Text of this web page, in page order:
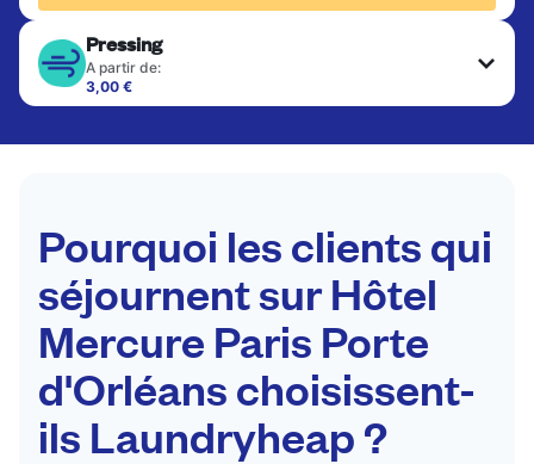
Pressing
A partir de:
3,00 €
Les articles délicats sont nettoyés à sec et finis
costumes, les robes, les manteaux et les tissus
VÉRIFIER LES PRIX
Pourquoi les clients qui
séjournent sur Hôtel
Mercure Paris Porte
d'Orléans choisissent-
ils Laundryheap ?